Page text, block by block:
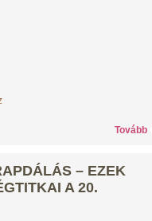
Tovább
– EZEK
A 20.